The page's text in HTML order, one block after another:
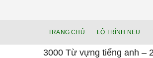
TRANG CHỦ LỘ TRÌNH NEU
3000 Từ vựng tiếng anh –